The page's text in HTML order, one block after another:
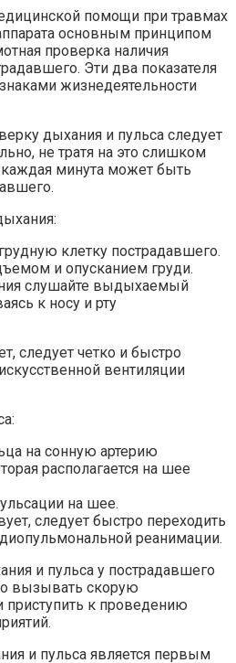
помощи при травмах
основным принципом
проверка наличия
Эти два показателя
жизнедеятельности
дыхания и пульса следует
не тратя на это слишком
минута может быть
клетку пострадавшего.
и опусканием груди.
слушайте выдыхаемый
к носу и рту
следует четко и быстро
вентиляции
на сонную артерию
располагается на шее
на шее.
следует быстро переходить
реанимации.
и пульса у пострадавшего
вызывать скорую
к проведению
и пульса является первым